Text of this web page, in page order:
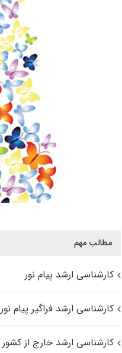
مطالب مهم
کارشناسی ارشد پیام نور
کارشناسی ارشد فراگیر پیام نور
کارشناسی ارشد خارج از کشور